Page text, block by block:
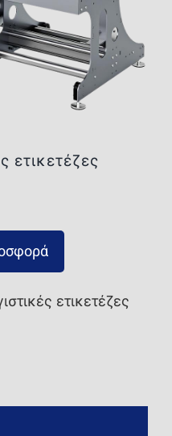
ετικετέζες
ετικετέζες